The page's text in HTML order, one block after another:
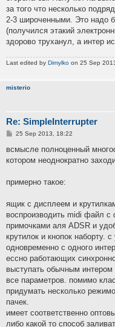
за того что несколько
2-3 широченными. Это надо
(получился этакий
здорово труханул, а интер
Last edited by Dimylko on 25 Sep
misterio
Re: SimpleInterrupter
P
s
25 Sep 2013, 18:22
всмысле полноценный
котором неоднократно
примерно такое:
ящик с дисплеем и
воспроизводить midi файл
примочками аля ADSR и
крутилок и кнопок наборту.
одновременно с одного
ессно работающих
выступать обычным
все параметров. помимо
придумать несколько
пачек.
имеет соответственно
либо какой то способ